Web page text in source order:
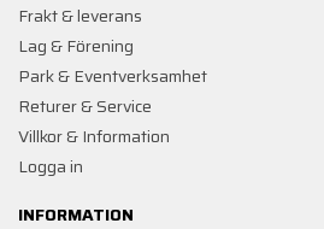
Frakt & leverans
Lag & Förening
Park & Eventverksamhet
Returer & Service
Villkor & Information
Logga in
INFORMATION